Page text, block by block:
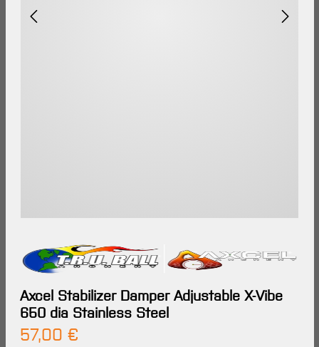
Axcel Stabilizer Damper Adjustable X-Vibe
650 dia Stainless Steel
Regulärer Preis:
57,00 €